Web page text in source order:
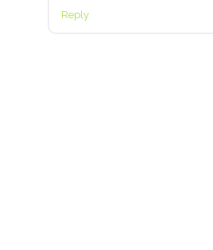
Reply